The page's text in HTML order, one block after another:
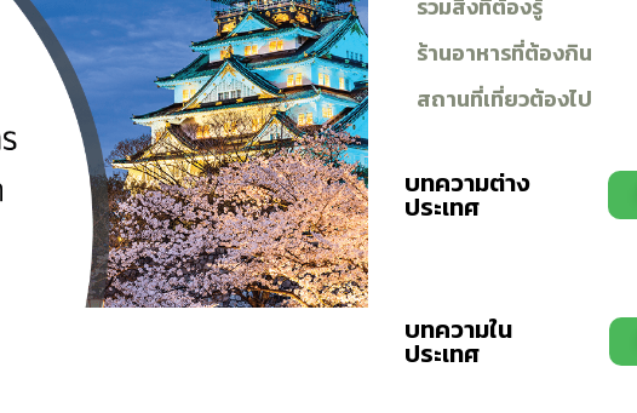
รวมสิ่งที่ต้องรู้
ร้านอาหารที่ต้องกิน
สถานที่เที่ยวต้องไป
บทความต่าง
ประเทศ
บทความใน
ประเทศ